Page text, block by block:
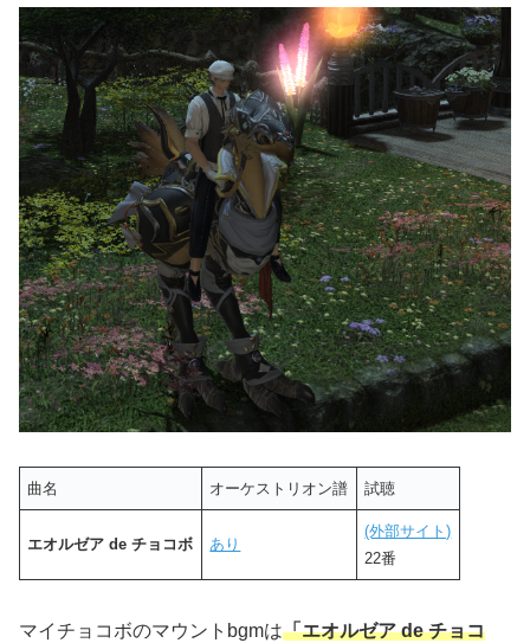
曲名 オーケストリオン譜 試聴
エオルゼア de チョコボ あり
(外部サイト)
22番
マイチョコボのマウントbgmは「エオルゼア de チョコ